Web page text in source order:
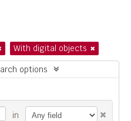
With digital objects
options
in